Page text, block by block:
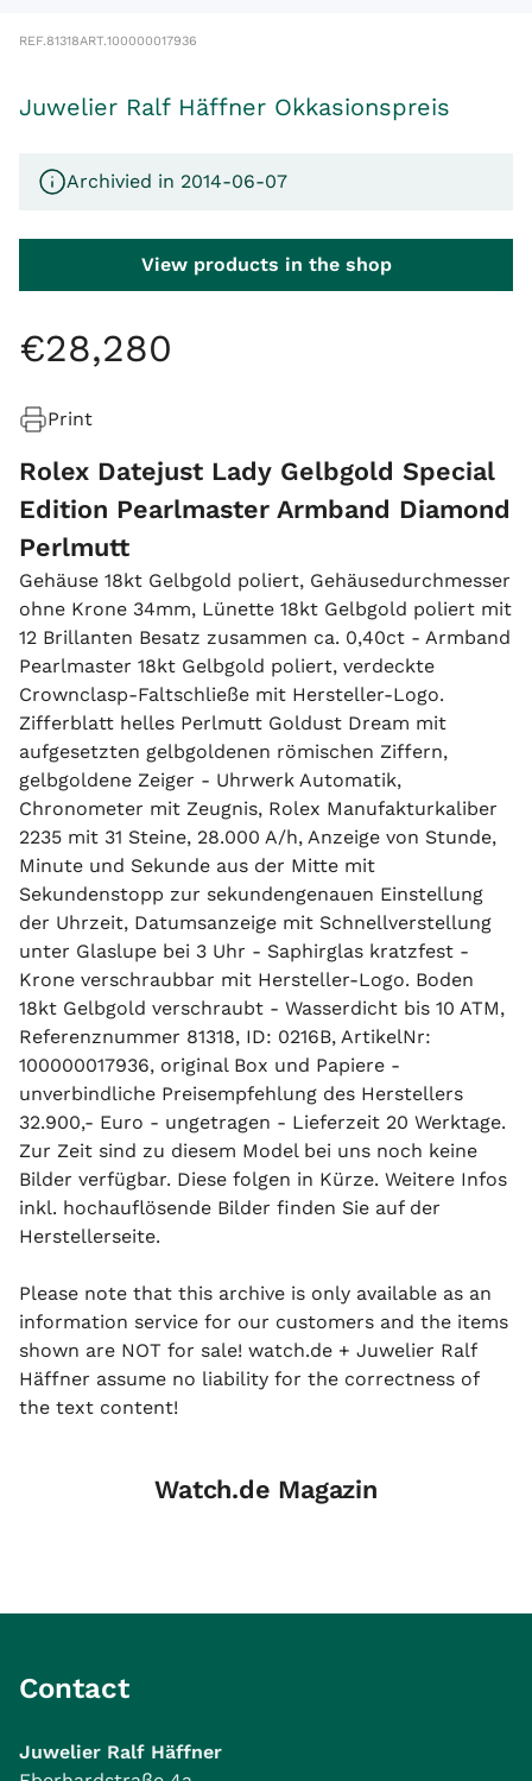
REF.81318ART.100000017936
Juwelier Ralf Häffner Okkasionspreis
Archivied in 2014-06-07
View products in the shop
€28,280
Print
Rolex Datejust Lady Gelbgold Special
Edition Pearlmaster Armband Diamond
Perlmutt
Gehäuse 18kt Gelbgold poliert, Gehäusedurchmesser
ohne Krone 34mm, Lünette 18kt Gelbgold poliert mit
12 Brillanten Besatz zusammen ca. 0,40ct - Armband
Pearlmaster 18kt Gelbgold poliert, verdeckte
Crownclasp-Faltschließe mit Hersteller-Logo.
Zifferblatt helles Perlmutt Goldust Dream mit
aufgesetzten gelbgoldenen römischen Ziffern,
gelbgoldene Zeiger - Uhrwerk Automatik,
Chronometer mit Zeugnis, Rolex Manufakturkaliber
2235 mit 31 Steine, 28.000 A/h, Anzeige von Stunde,
Minute und Sekunde aus der Mitte mit
Sekundenstopp zur sekundengenauen Einstellung
der Uhrzeit, Datumsanzeige mit Schnellverstellung
unter Glaslupe bei 3 Uhr - Saphirglas kratzfest -
Krone verschraubbar mit Hersteller-Logo. Boden
18kt Gelbgold verschraubt - Wasserdicht bis 10 ATM,
Referenznummer 81318, ID: 0216B, ArtikelNr:
100000017936, original Box und Papiere -
unverbindliche Preisempfehlung des Herstellers
32.900,- Euro - ungetragen - Lieferzeit 20 Werktage.
Zur Zeit sind zu diesem Model bei uns noch keine
Bilder verfügbar. Diese folgen in Kürze. Weitere Infos
inkl. hochauflösende Bilder finden Sie auf der
Herstellerseite.
Please note that this archive is only available as an
information service for our customers and the items
shown are NOT for sale! watch.de + Juwelier Ralf
Häffner assume no liability for the correctness of
the text content!
Watch.de Magazin
Contact
Juwelier Ralf Häffner